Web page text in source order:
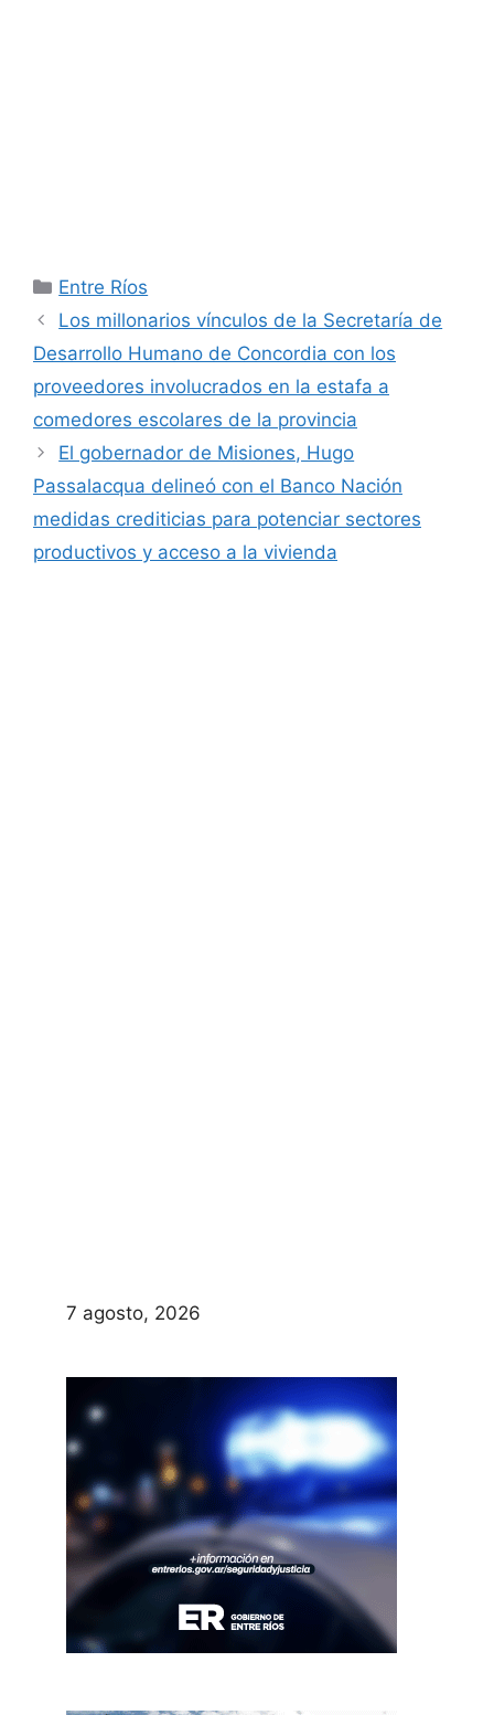
Categorías
Entre Ríos
Los millonarios vínculos de la Secretaría de
Desarrollo Humano de Concordia con los
proveedores involucrados en la estafa a
comedores escolares de la provincia
El gobernador de Misiones, Hugo
Passalacqua delineó con el Banco Nación
medidas crediticias para potenciar sectores
productivos y acceso a la vivienda
7 agosto, 2026